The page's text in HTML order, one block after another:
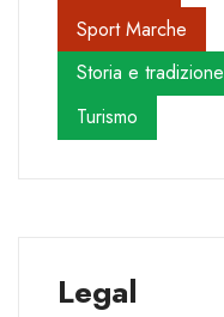
Sport Marche
Storia e tradizione
Turismo
Legal